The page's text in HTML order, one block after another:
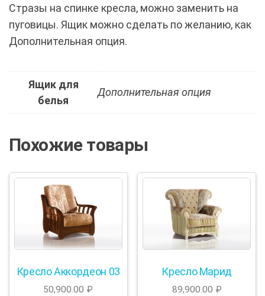
Стразы на спинке кресла, можно заменить на
пуговицы. Ящик можно сделать по желанию, как
Дополнительная опция.
Ящик для
белья
Дополнительная опция
Похожие товары
Кресло Аккордеон 03
50,900.00 ₽
Кресло Марид
89,900.00 ₽